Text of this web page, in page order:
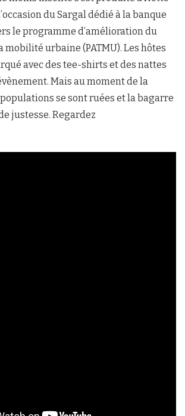
du Sargal dédié à la banque
le programme d’amélioration du
mobilité urbaine (PATMU). Les hôtes
avec des tee-shirts et des nattes
Mais au moment de la
se sont ruées et la bagarre
justesse. Regardez